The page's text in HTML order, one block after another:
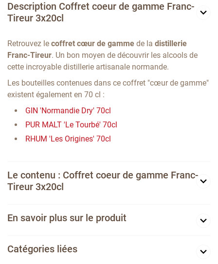
Description Coffret coeur de gamme Franc-
Tireur 3x20cl
Retrouvez le coffret cœur de gamme de la distillerie
Franc-Tireur. Un bon moyen de découvrir les alcools de
cette incroyable distillerie artisanale normande.
Les bouteilles contenues dans ce coffret "cœur de gamme"
existent également en 70 cl :
GIN 'Normandie Dry' 70cl
PUR MALT 'Le Tourbé' 70cl
RHUM 'Les Origines' 70cl
Le contenu : Coffret coeur de gamme Franc-
Tireur 3x20cl
En savoir plus sur le produit
Catégories liées